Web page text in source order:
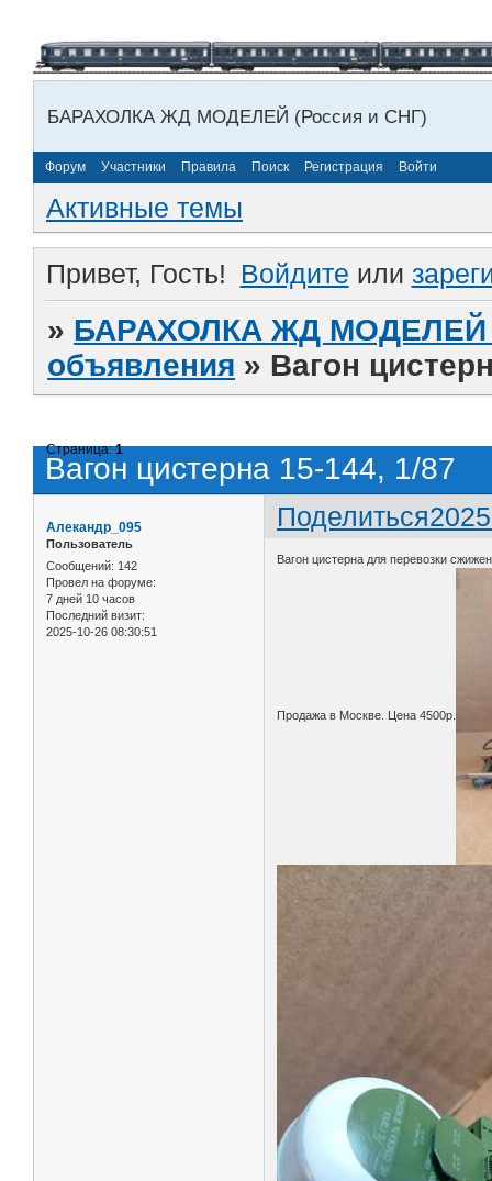
БАРАХОЛКА ЖД МОДЕЛЕЙ (Россия и СНГ)
Форум Участники Правила Поиск Регистрация Войти
Активные темы
Привет, Гость! Войдите или
» БАРАХОЛКА ЖД МОДЕЛЕЙ
объявления » Вагон
Вагон цистерна 15-144, 1/87
Страница:1
Поделиться
Алекандр_095
Пользователь
Сообщений: 142
Провел на форуме:
7 дней 10 часов
Последний визит:
2025-10-26 08:30:51
Вагон цистерна для перевозки
Продажа в Москве. Цена 4500р.